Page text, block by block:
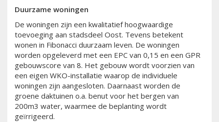
Duurzame woningen
De woningen zijn een kwalitatief hoogwaardige
toevoeging aan stadsdeel Oost. Tevens betekent
wonen in Fibonacci duurzaam leven. De woningen
worden opgeleverd met een EPC van 0,15 en een GPR
gebouwscore van 8. Het gebouw wordt voorzien van
een eigen WKO-installatie waarop de individuele
woningen zijn aangesloten. Daarnaast worden de
groene daktuinen o.a. benut voor het bergen van
200m3 water, waarmee de beplanting wordt
geïrrigeerd.